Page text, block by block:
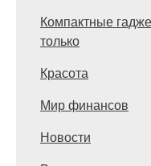
Компактные
только
Красота
Мир финансов
Новости